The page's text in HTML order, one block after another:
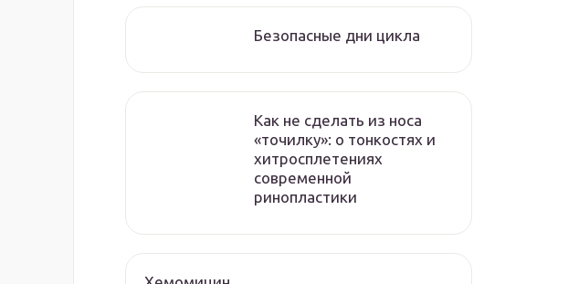
Безопасные дни цикла
Как не сделать из носа
«точилку»: о тонкостях и
хитросплетениях
современной
ринопластики